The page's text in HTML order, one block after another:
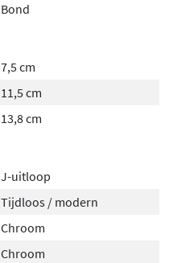
Bond
7,5 cm
11,5 cm
13,8 cm
J-uitloop
Tijdloos / modern
Chroom
Chroom